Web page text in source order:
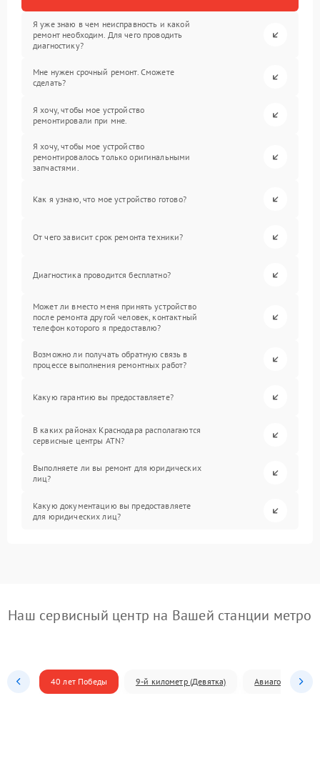
Я уже знаю в чем неисправность и какой
ремонт необходим. Для чего проводить
диагностику?
Мне нужен срочный ремонт. Сможете
сделать?
Я хочу, чтобы мое устройство
ремонтировали при мне.
Я хочу, чтобы мое устройство
ремонтировалось только оригинальными
запчастями.
Как я узнаю, что мое устройство готово?
От чего зависит срок ремонта техники?
Диагностика проводится бесплатно?
Может ли вместо меня принять устройство
после ремонта другой человек, контактный
телефон которого я предоставлю?
Возможно ли получать обратную связь в
процессе выполнения ремонтных работ?
Какую гарантию вы предоставляете?
В каких районах Краснодара располагаются
сервисные центры ATN?
Выполняете ли вы ремонт для юридических
лиц?
Какую документацию вы предоставляете
для юридических лиц?
Наш сервисный центр на Вашей станции метро
40 лет Победы 9-й километр (Девятка) Авиагородок